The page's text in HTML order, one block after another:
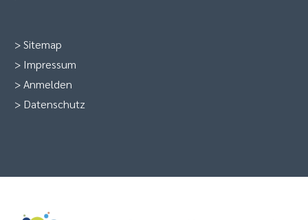
>Sitemap
> Impressum
>Anmelden
> Datenschutz